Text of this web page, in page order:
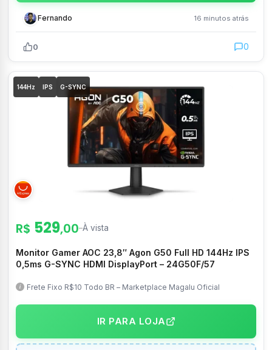
Fernando 16 minutos atrás
0 0
144Hz IPS G-SYNC
R$ 529,00–À vista
Monitor Gamer AOC 23,8″ Agon G50 Full HD 144Hz IPS
0,5ms G-SYNC HDMI DisplayPort – 24G50F/57
Frete Fixo R$10 Todo BR – Marketplace Magalu Oficial
IR PARA LOJA